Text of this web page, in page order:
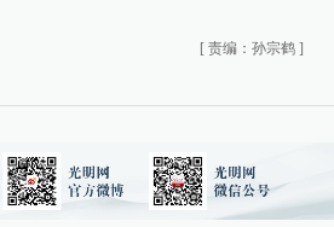
[ 责编：孙宗鹤 ]